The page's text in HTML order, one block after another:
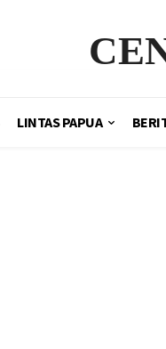
LINTAS PAPUA